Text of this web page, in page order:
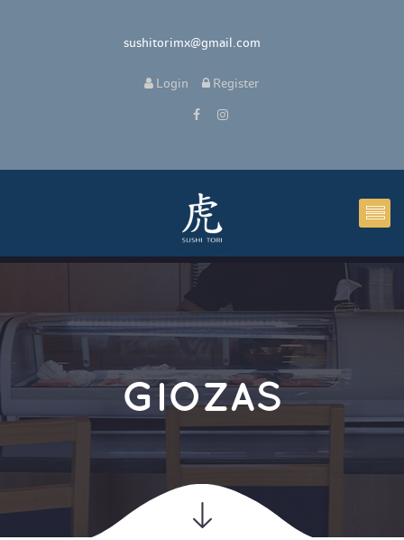
sushitorimx@gmail.com
Login Register
GIOZAS